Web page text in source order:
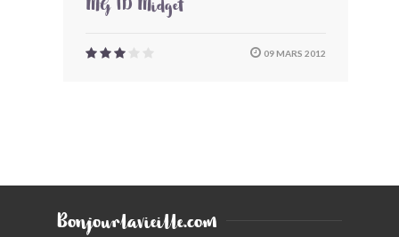
MG TD Midget
09 MARS 2012
Bonjourlavieille.com